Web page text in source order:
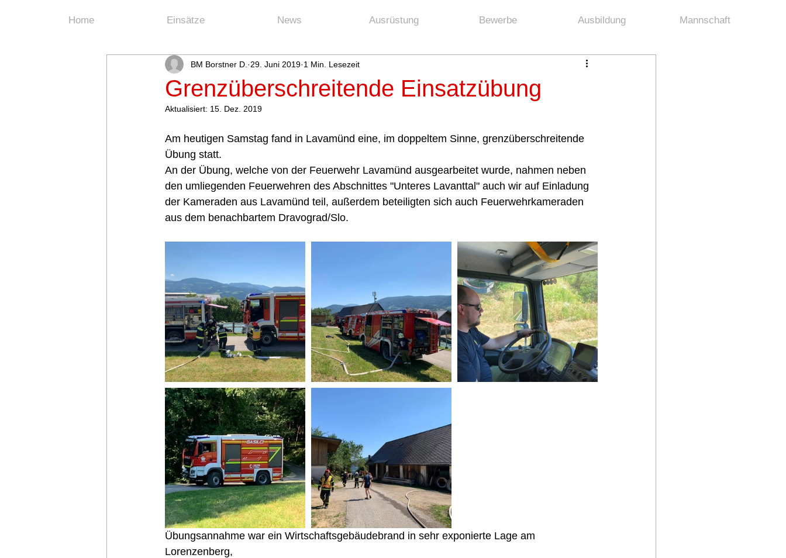
Home Einsätze News Ausrüstung Bewerbe Ausbildung Mannschaft
Grenzüberschreitende Einsatzübung
BM Borstner D. 29. Juni 2019 1 Min. Lesezeit
Aktualisiert: 15. Dez. 2019
Am heutigen Samstag fand in Lavamünd eine, im doppeltem Sinne, grenzüberschreitende
Übung statt.
An der Übung, welche von der Feuerwehr Lavamünd ausgearbeitet wurde, nahmen neben
den umliegenden Feuerwehren des Abschnittes "Unteres Lavanttal" auch wir auf Einladung
der Kameraden aus Lavamünd teil, außerdem beteiligten sich auch Feuerwehrkameraden
aus dem benachbartem Dravograd/Slo.
Übungsannahme war ein Wirtschaftsgebäudebrand in sehr exponierte Lage am
Lorenzenberg,